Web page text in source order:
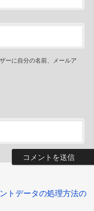
ーに自分の名前、メールア
トデータの処理方法の